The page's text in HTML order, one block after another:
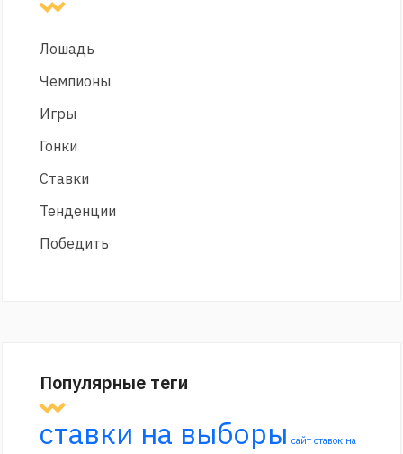
Лошадь
Чемпионы
Игры
Гонки
Ставки
Тенденции
Победить
Популярные теги
ставки на выборы сайт ставок на